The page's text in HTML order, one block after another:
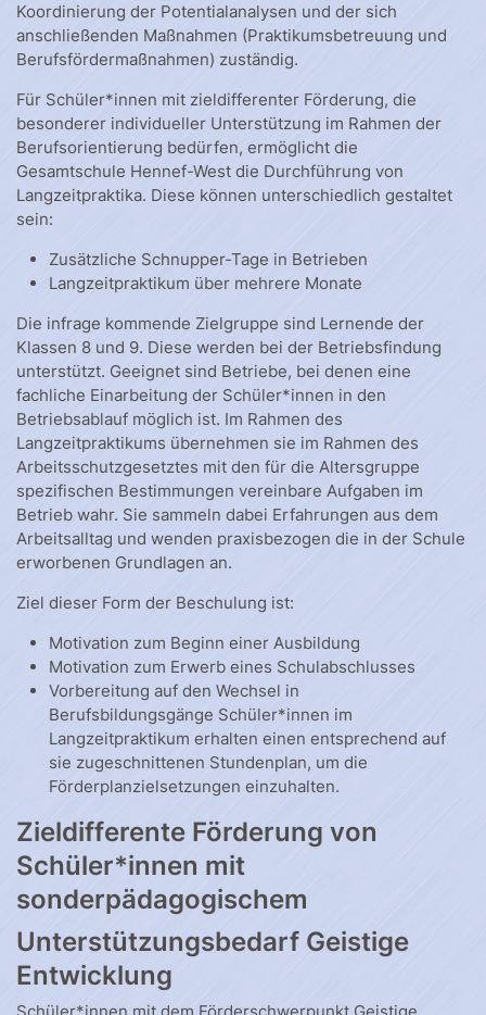
Koordinierung der Potentialanalysen und der sich
anschließenden Maßnahmen (Praktikumsbetreuung und
Berufsfördermaßnahmen) zuständig.
Für Schüler*innen mit zieldifferenter Förderung, die
besonderer individueller Unterstützung im Rahmen der
Berufsorientierung bedürfen, ermöglicht die
Gesamtschule Hennef-West die Durchführung von
Langzeitpraktika. Diese können unterschiedlich gestaltet
sein:
Zusätzliche Schnupper-Tage in Betrieben
Langzeitpraktikum über mehrere Monate
Die infrage kommende Zielgruppe sind Lernende der
Klassen 8 und 9. Diese werden bei der Betriebsfindung
unterstützt. Geeignet sind Betriebe, bei denen eine
fachliche Einarbeitung der Schüler*innen in den
Betriebsablauf möglich ist. Im Rahmen des
Langzeitpraktikums übernehmen sie im Rahmen des
Arbeitsschutzgesetztes mit den für die Altersgruppe
spezifischen Bestimmungen vereinbare Aufgaben im
Betrieb wahr. Sie sammeln dabei Erfahrungen aus dem
Arbeitsalltag und wenden praxisbezogen die in der Schule
erworbenen Grundlagen an.
Ziel dieser Form der Beschulung ist:
Motivation zum Beginn einer Ausbildung
Motivation zum Erwerb eines Schulabschlusses
Vorbereitung auf den Wechsel in
Berufsbildungsgänge Schüler*innen im
Langzeitpraktikum erhalten einen entsprechend auf
sie zugeschnittenen Stundenplan, um die
Förderplanzielsetzungen einzuhalten.
Zieldifferente Förderung von
Schüler*innen mit
sonderpädagogischem
Unterstützungsbedarf Geistige
Entwicklung